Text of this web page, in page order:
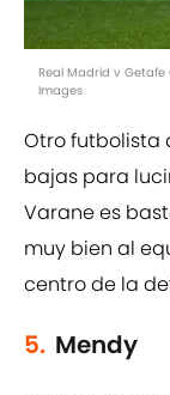
Real Madrid v
Images
Otro futbolista
bajas para
Varane es
muy bien al
centro de la
5. Mendy